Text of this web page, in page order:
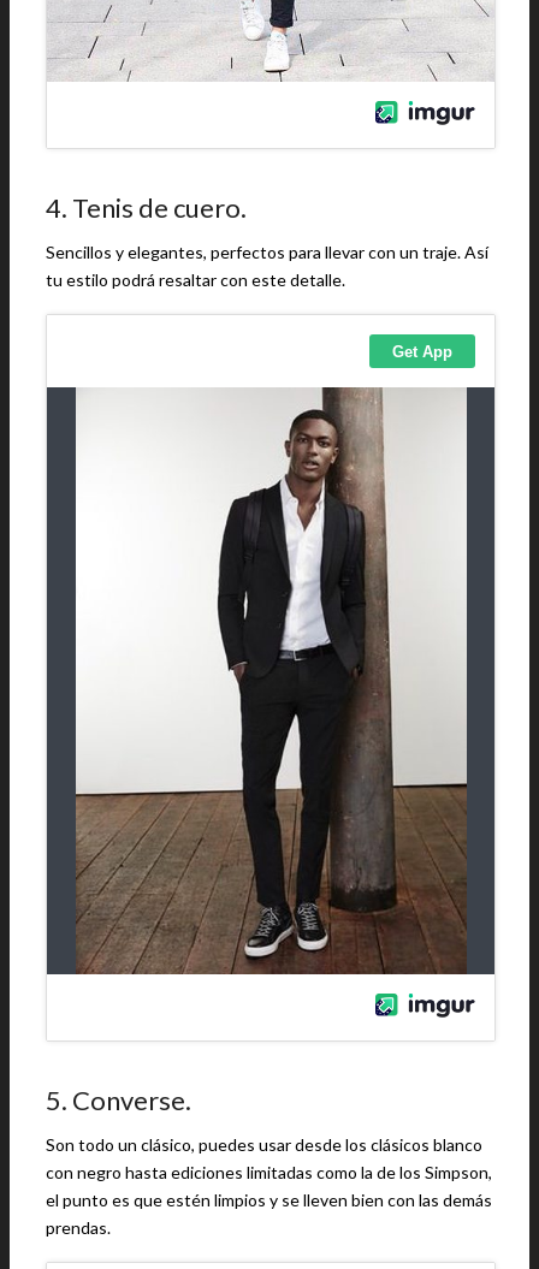
4. Tenis de cuero.
Sencillos y elegantes, perfectos para llevar con un traje. Así
tu estilo podrá resaltar con este detalle.
5. Converse.
Son todo un clásico, puedes usar desde los clásicos blanco
con negro hasta ediciones limitadas como la de los Simpson,
el punto es que estén limpios y se lleven bien con las demás
prendas.